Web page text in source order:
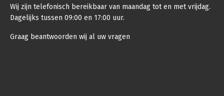
Wij zijn telefonisch bereikbaar van maandag tot en met vrijdag.
Dagelijks tussen 09:00 en 17:00 uur.
Graag beantwoorden wij al uw vragen